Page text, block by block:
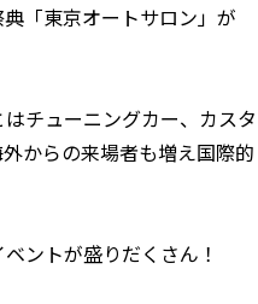
「東京オートサロン」が
チューニングカー、カスタ
からの来場者も増え国際的
ントが盛りだくさん！